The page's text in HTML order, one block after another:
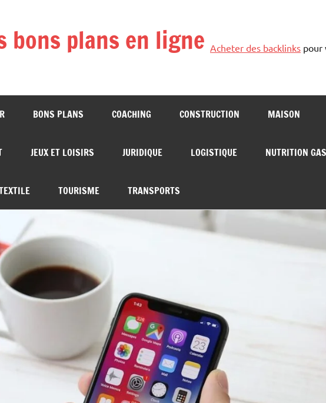
bons plans en ligne Acheter des backlinks pour
BONS PLANS COACHING CONSTRUCTION MAISON
JEUX ET LOISIRS JURIDIQUE LOGISTIQUE NUTRITION
TOURISME TRANSPORTS